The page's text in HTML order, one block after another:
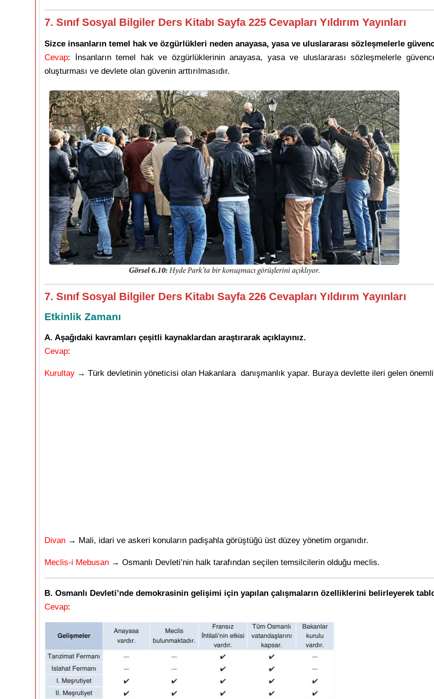
7. Sınıf Sosyal Bilgiler Ders Kitabı Sayfa 225 Cevapları Yıldırım Yayınları
Sizce insanların temel hak ve özgürlükleri neden anayasa, yasa ve uluslararası sözleşmelerle
Cevap: İnsanların temel hak ve özgürlüklerinin anayasa, yasa ve uluslararası sözleşmelerle
oluşturması ve devlete olan güvenin arttırılmasıdır.
7. Sınıf Sosyal Bilgiler Ders Kitabı Sayfa 226 Cevapları Yıldırım Yayınları
Etkinlik Zamanı
A. Aşağıdaki kavramları çeşitli kaynaklardan araştırarak açıklayınız.
Cevap:
Kurultay → Türk devletinin yöneticisi olan Hakanlara danışmanlık yapar. Buraya devlette ileri gelen önemli
Divan → Mali, idari ve askeri konuların padişahla görüştüğü üst düzey yönetim organıdır.
Meclis-i Mebusan → Osmanlı Devleti’nin halk tarafından seçilen temsilcilerin olduğu meclis.
B. Osmanlı Devleti’nde demokrasinin gelişimi için yapılan çalışmaların özelliklerini belirleyerek
Cevap: